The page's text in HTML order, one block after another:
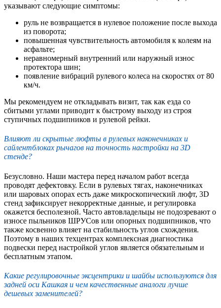
указывают следующие симптомы:
руль не возвращается в нулевое положение после выхода
из поворота;
повышенная чувствительность автомобиля к колеям на
асфальте;
неравномерный внутренний или наружный износ
протектора шин;
появление вибраций рулевого колеса на скоростях от 80
км/ч.
Мы рекомендуем не откладывать визит, так как езда со
сбитыми углами приводит к быстрому выходу из строя
ступичных подшипников и рулевой рейки.
Влияют ли скрытые люфты в рулевых наконечниках и
сайлентблоках рычагов на точность настройки на 3D
стенде?
Безусловно. Наши мастера перед началом работ всегда
проводят дефектовку. Если в рулевых тягах, наконечниках
или шаровых опорах есть даже микроскопический люфт, 3D
стенд зафиксирует некорректные данные, и регулировка
окажется бесполезной. Часто автовладельцы не подозревают о
износе пыльников ШРУСов или опорных подшипников, что
также косвенно влияет на стабильность углов схождения.
Поэтому в наших техцентрах комплексная диагностика
подвески перед настройкой углов является обязательным и
бесплатным этапом.
Какие регулировочные эксцентрики и шайбы используются для
задней оси Кашкая и чем качественные аналоги лучше
дешевых заменителей?